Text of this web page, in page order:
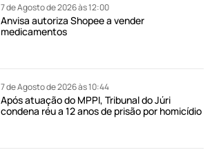
7 de Agosto de 2026 às 12:00
Anvisa autoriza Shopee a vender
medicamentos
7 de Agosto de 2026 às 10:44
Após atuação do MPPI, Tribunal do Júri
condena réu a 12 anos de prisão por homicídio